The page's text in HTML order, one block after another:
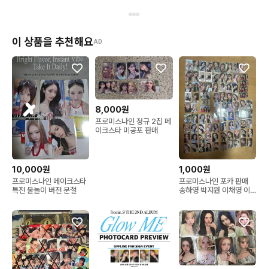
이 상품을 추천해요AD
10,000원
프로미스나인 메이크스타
특전 물놀이 버전 분철
8,000원
프로미스나인 정규 2집 메
이크스타 미공포 판매
1,000원
프로미스나인 포카 판매
송하영 박지원 이채영 이
선 이서연